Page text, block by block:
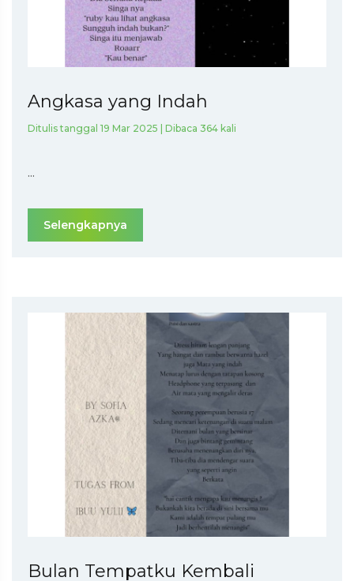
Angkasa yang Indah
Ditulis tanggal 19 Mar 2025 | Dibaca 364 kali
...
Selengkapnya
Bulan Tempatku Kembali